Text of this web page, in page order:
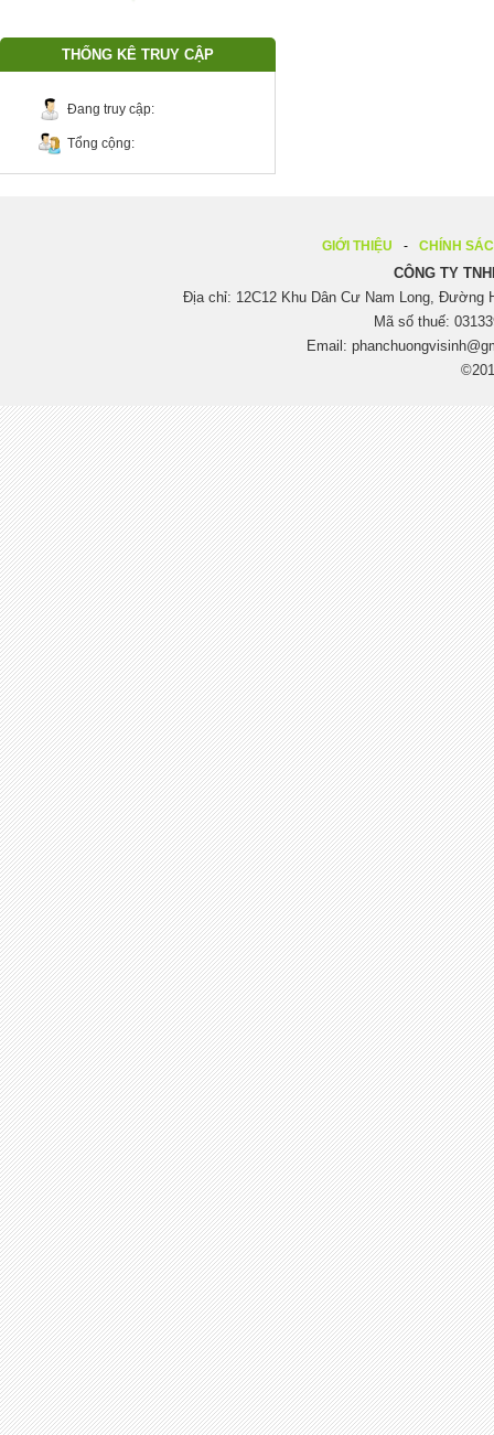
THỐNG KÊ TRUY CẬP
Đang truy cập:
Tổng cộng:
GIỚI THIỆU CHÍNH
CÔNG TY
Địa chỉ: 12C12 Khu Dân Cư Nam Long, Đường
Mã số thuế:
Email: